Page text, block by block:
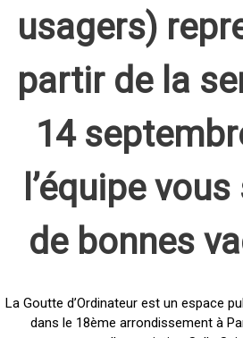
usagers)
partir de la
14
l’équipe
de bonnes
La Goutte d’Ordinateur est un espace
dans le 18ème arrondissement à